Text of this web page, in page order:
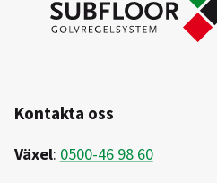
Kontakta oss
Växel: 0500-46 98 60